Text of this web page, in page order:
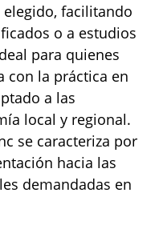
facilitando
o a estudios
para quienes
con la práctica en
a las
local y regional.
se caracteriza por
hacia las
demandadas en